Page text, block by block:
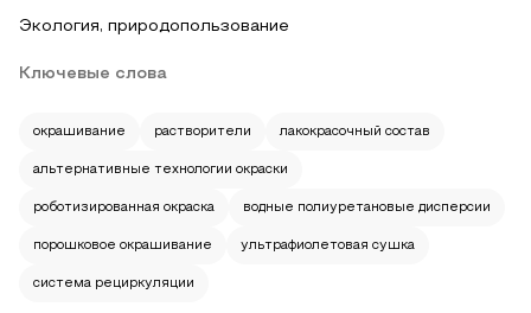
Экология, природопользование
Ключевые слова
окрашивание растворители лакокрасочный состав
альтернативные технологии окраски
роботизированная окраска водные полиуретановые дисперсии
порошковое окрашивание ультрафиолетовая сушка
система рециркуляции